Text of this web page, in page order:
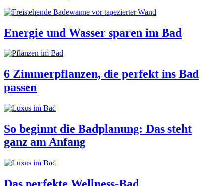
Energie und Wasser sparen im Bad
6 Zimmerpflanzen, die perfekt ins Bad
passen
So beginnt die Badplanung: Das steht
ganz am Anfang